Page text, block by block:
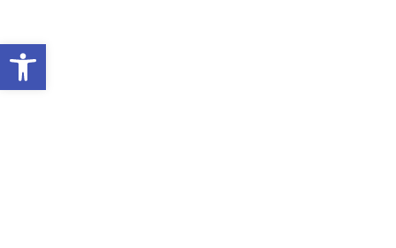
Abrir a barra de ferramentas